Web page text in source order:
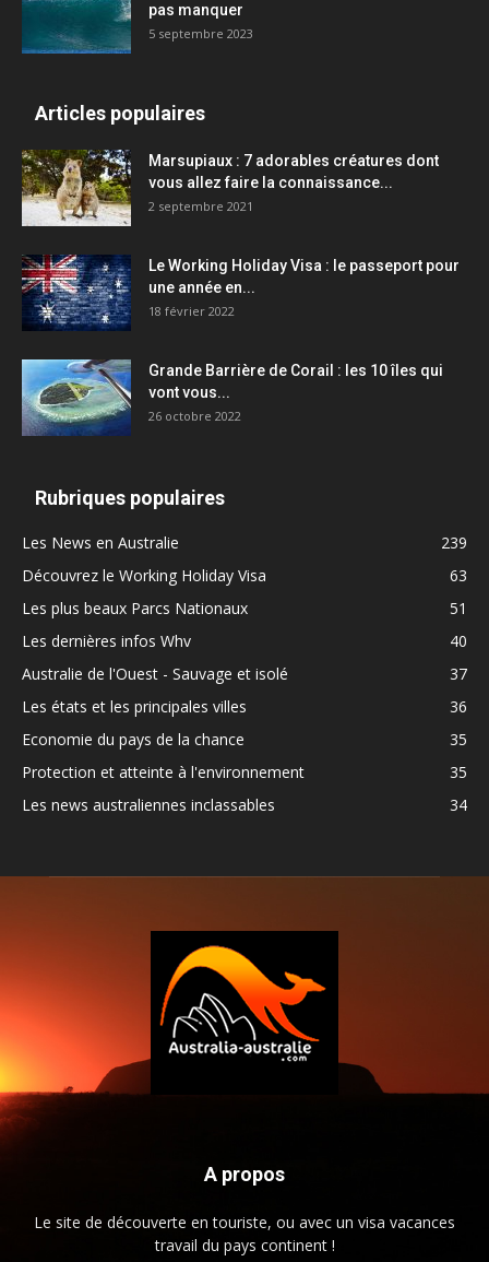
pas manquer
5 septembre 2023
Articles populaires
Marsupiaux : 7 adorables créatures dont
vous allez faire la connaissance...
2 septembre 2021
Le Working Holiday Visa : le passeport pour
une année en...
18 février 2022
Grande Barrière de Corail : les 10 îles qui
vont vous...
26 octobre 2022
Rubriques populaires
Les News en Australie
239
Découvrez le Working Holiday Visa
63
Les plus beaux Parcs Nationaux
51
Les dernières infos Whv
40
Australie de l'Ouest - Sauvage et isolé
37
Les états et les principales villes
36
Economie du pays de la chance
35
Protection et atteinte à l'environnement
35
Les news australiennes inclassables
34
A propos
Le site de découverte en touriste, ou avec un visa vacances
travail du pays continent !